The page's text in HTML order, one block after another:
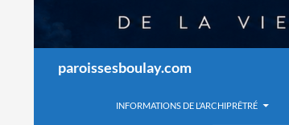
paroissesboulay.com
INFORMATIONS DE L’ARCHIPRÊTRÉ